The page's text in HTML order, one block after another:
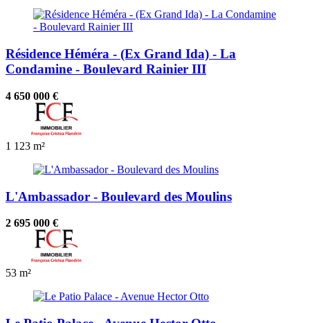
Résidence Héméra - (Ex Grand Ida) - La
Condamine - Boulevard Rainier III
4 650 000 €
1 123 m²
L'Ambassador - Boulevard des Moulins
2 695 000 €
53 m²